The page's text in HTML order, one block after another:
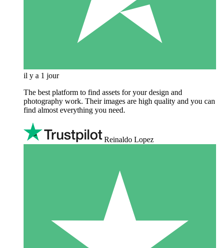
il y a 1 jour
The best platform to find assets for your design and
photography work. Their images are high quality and you can
find almost everything you need.
Reinaldo Lopez